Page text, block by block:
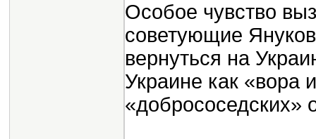
Особое чувство
советующие
вернуться на
Украине как «вора